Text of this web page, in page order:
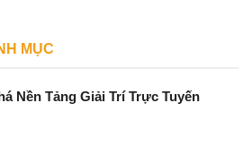
MỤC
Nền Tảng Giải Trí Trực Tuyến